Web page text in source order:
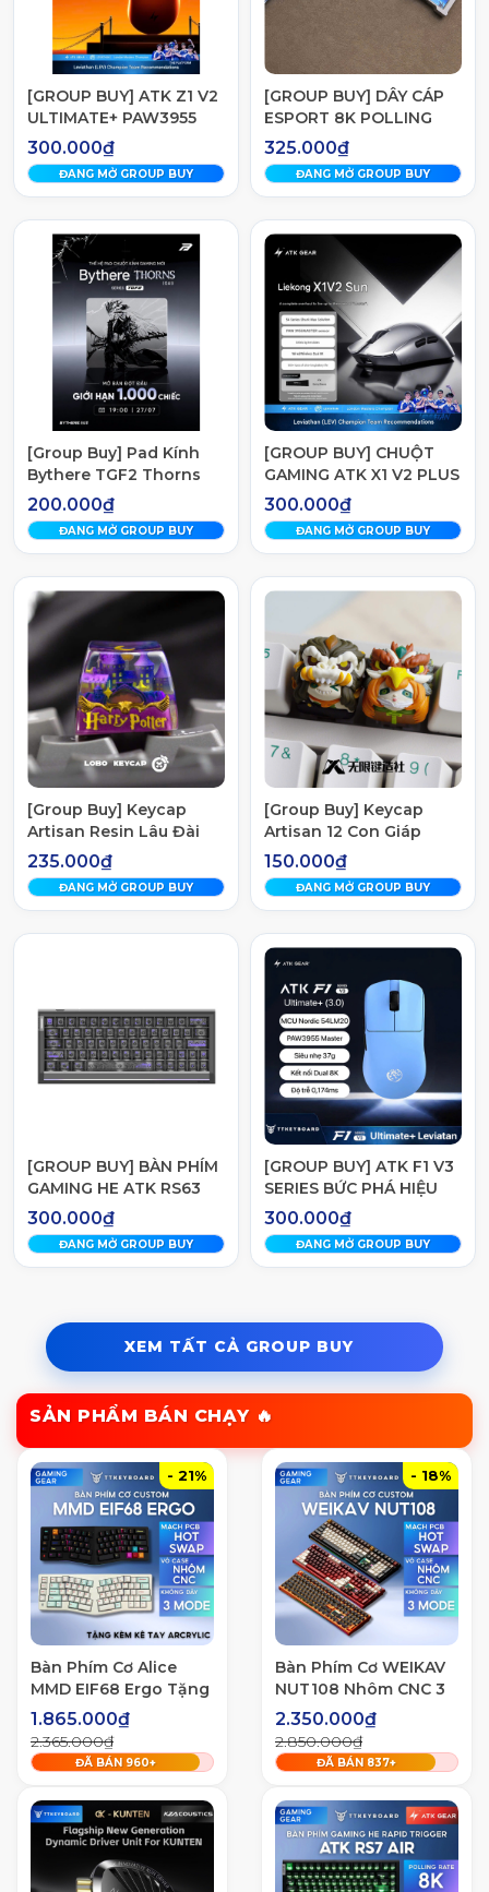
[GROUP BUY] ATK Z1 V2
ULTIMATE+ PAW3955
MASTER
300.000₫
ĐANG MỞ GROUP BUY
[GROUP BUY] DÂY CÁP
ESPORT 8K POLLING
RATE 8 LÕI ĐỒNG LED
RGB
325.000₫
ĐANG MỞ GROUP BUY
[Group Buy] Pad Kính
Bythere TGF2 Thorns
200.000₫
ĐANG MỞ GROUP BUY
[GROUP BUY] CHUỘT
GAMING ATK X1 V2 PLUS
PAW 3395 MASTER
300.000₫
ĐANG MỞ GROUP BUY
[Group Buy] Keycap
Artisan Resin Lâu Đài
Harry Potter
235.000₫
ĐANG MỞ GROUP BUY
[Group Buy] Keycap
Artisan 12 Con Giáp
Chính Hãng Lobo
150.000₫
ĐANG MỞ GROUP BUY
[GROUP BUY] BÀN PHÍM
GAMING HE ATK RS63
AIR
300.000₫
ĐANG MỞ GROUP BUY
[GROUP BUY] ATK F1 V3
SERIES BỨC PHÁ HIỆU
NĂNG VỚI MCU NORDIC
54H20
300.000₫
ĐANG MỞ GROUP BUY
XEM TẤT CẢ GROUP BUY
SẢN PHẨM BÁN CHẠY 🔥
- 21%
Bàn Phím Cơ Alice
MMD EIF68 Ergo Tặng
Kèm Kê Tay
1.865.000₫
2.365.000₫
ĐÃ BÁN 960+
- 18%
Bàn Phím Cơ WEIKAV
NUT108 Nhôm CNC 3
Mode Full Size
2.350.000₫
2.850.000₫
ĐÃ BÁN 837+